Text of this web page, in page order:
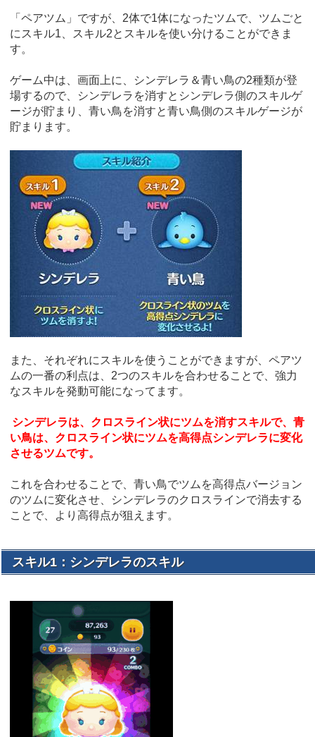
「ペアツム」ですが、2体で1体になったツムで、ツムごと
にスキル1、スキル2とスキルを使い分けることができま
す。
ゲーム中は、画面上に、シンデレラ＆青い鳥の2種類が登
場するので、シンデレラを消すとシンデレラ側のスキルゲ
ージが貯まり、青い鳥を消すと青い鳥側のスキルゲージが
貯まります。
また、それぞれにスキルを使うことができますが、ペアツ
ムの一番の利点は、2つのスキルを合わせることで、強力
なスキルを発動可能になってます。
シンデレラは、クロスライン状にツムを消すスキルで、青
い鳥は、クロスライン状にツムを高得点シンデレラに変化
させるツムです。
これを合わせることで、青い鳥でツムを高得点バージョン
のツムに変化させ、シンデレラのクロスラインで消去する
ことで、より高得点が狙えます。
スキル1：シンデレラのスキル